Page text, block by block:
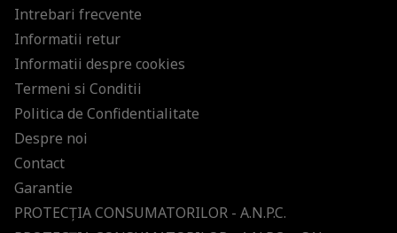
Intrebari frecvente
Informatii retur
Informatii despre cookies
Termeni si Conditii
Politica de Confidentialitate
Despre noi
Contact
Garantie
PROTECŢIA CONSUMATORILOR - A.N.P.C.